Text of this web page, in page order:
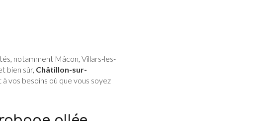
notamment Mâcon, Villars-les-
bien sûr, Châtillon-sur-
vos besoins où que vous soyez